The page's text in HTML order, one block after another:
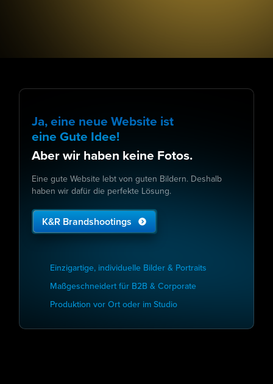
Ja, eine neue Website ist
eine Gute Idee!
Aber wir haben keine Fotos.
Eine gute Website lebt von guten Bildern. Deshalb
haben wir dafür die perfekte Lösung.
K&R Brandshootings
Einzigartige, individuelle Bilder & Portraits
Maßgeschneidert für B2B & Corporate
Produktion vor Ort oder im Studio